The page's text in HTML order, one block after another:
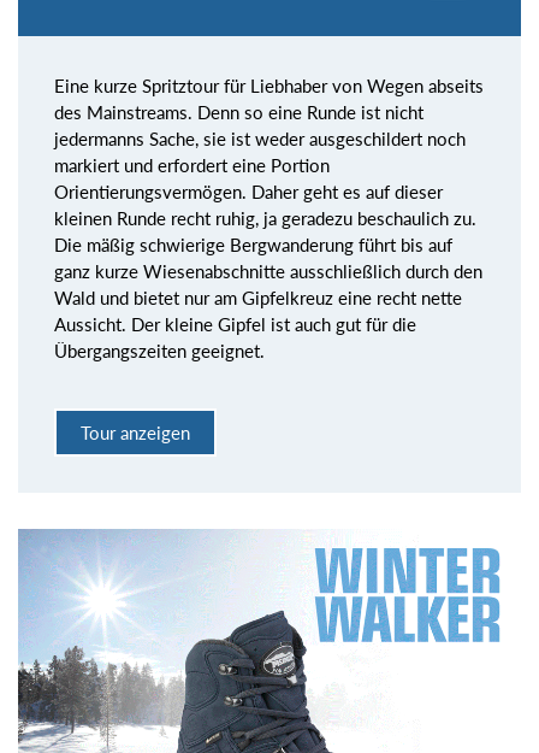
Eine kurze Spritztour für Liebhaber von Wegen abseits
des Mainstreams. Denn so eine Runde ist nicht
jedermanns Sache, sie ist weder ausgeschildert noch
markiert und erfordert eine Portion
Orientierungsvermögen. Daher geht es auf dieser
kleinen Runde recht ruhig, ja geradezu beschaulich zu.
Die mäßig schwierige Bergwanderung führt bis auf
ganz kurze Wiesenabschnitte ausschließlich durch den
Wald und bietet nur am Gipfelkreuz eine recht nette
Aussicht. Der kleine Gipfel ist auch gut für die
Übergangszeiten geeignet.
Tour anzeigen